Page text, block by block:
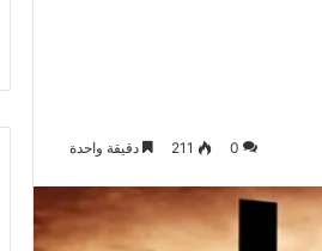
0
211 دقيقة واحدة